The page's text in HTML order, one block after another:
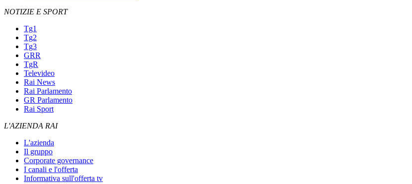
NOTIZIE E SPORT
Tg1
Tg2
Tg3
GRR
TgR
Televideo
Rai News
Rai Parlamento
GR Parlamento
Rai Sport
L'AZIENDA RAI
L'azienda
Il gruppo
Corporate governance
I canali e l'offerta
Informativa sull'offerta tv